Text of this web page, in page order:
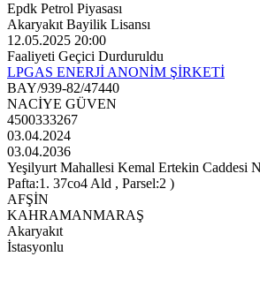
Epdk Petrol Piyasası
Akaryakıt Bayilik Lisansı
12.05.2025 20:00
Faaliyeti Geçici Durduruldu
LPGAS ENERJİ ANONİM ŞİRKETİ
BAY/939-82/47440
NACİYE GÜVEN
4500333267
03.04.2024
03.04.2036
Yeşilyurt Mahallesi Kemal Ertekin Caddesi
Pafta:1. 37co4 Ald , Parsel:2 )
AFŞİN
KAHRAMANMARAŞ
Akaryakıt
İstasyonlu